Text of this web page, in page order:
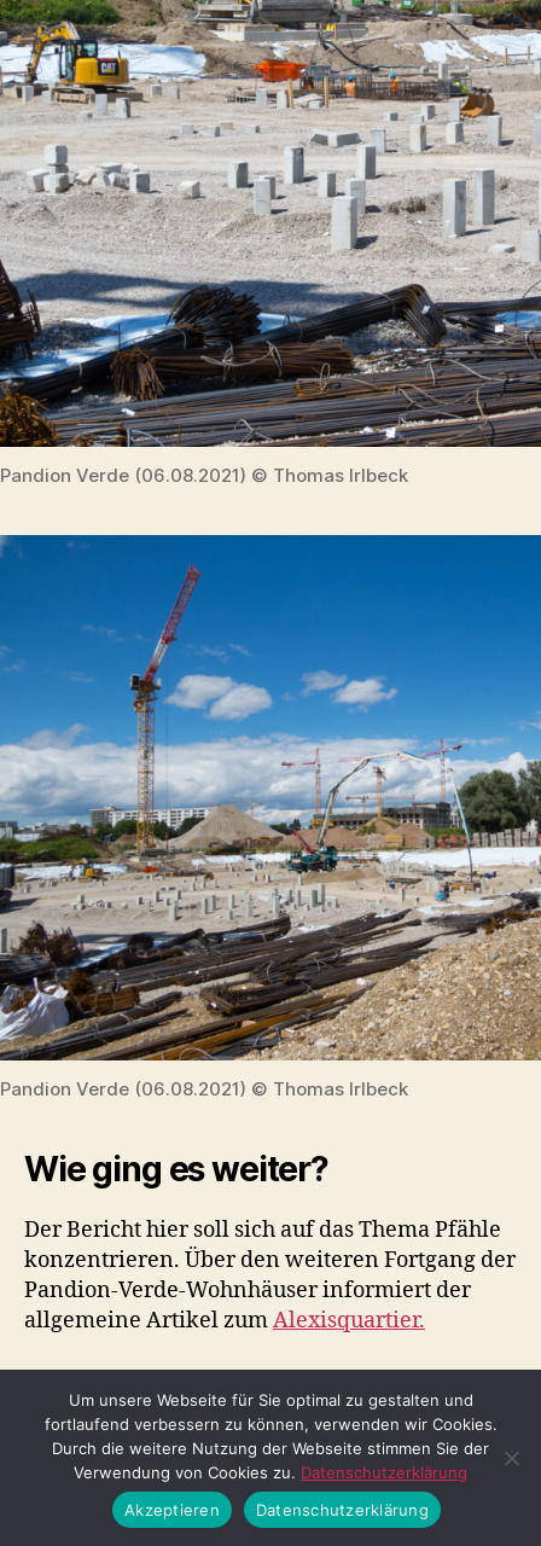
Pandion Verde (06.08.2021) © Thomas Irlbeck
Pandion Verde (06.08.2021) © Thomas Irlbeck
Wie ging es weiter?
Der Bericht hier soll sich auf das Thema Pfähle
konzentrieren. Über den weiteren Fortgang der
Pandion-Verde-Wohnhäuser informiert der
allgemeine Artikel zumAlexisquartier.
Spielplatz mit Pfählen, wie
passend! (28.06.2023)
Um unsere Webseite für Sie optimal zu gestalten und
fortlaufend verbessern zu können, verwenden wir Cookies.
Durch die weitere Nutzung der Webseite stimmen Sie der
Verwendung von Cookies zu. Datenschutzerklärung
Akzeptieren
Datenschutzerklärung